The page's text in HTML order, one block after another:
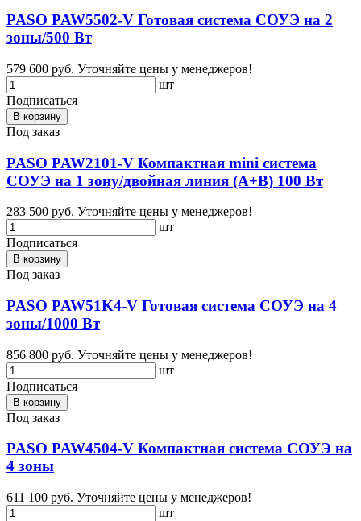
PASO PAW5502-V Готовая система СОУЭ на 2
зоны/500 Вт
579 600 руб. Уточняйте цены у менеджеров!
шт
Подписаться
В корзину
Под заказ
PASO PAW2101-V Компактная mini система
СОУЭ на 1 зону/двойная линия (А+В) 100 Вт
283 500 руб. Уточняйте цены у менеджеров!
шт
Подписаться
В корзину
Под заказ
PASO PAW51K4-V Готовая система СОУЭ на 4
зоны/1000 Вт
856 800 руб. Уточняйте цены у менеджеров!
шт
Подписаться
В корзину
Под заказ
PASO PAW4504-V Компактная система СОУЭ на
4 зоны
611 100 руб. Уточняйте цены у менеджеров!
шт